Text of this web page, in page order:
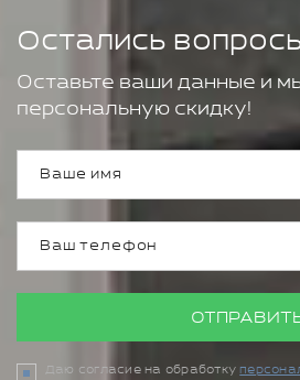
Остались
Оставьте ваши данные и
персональную скидку!
Даю согласие на обработку